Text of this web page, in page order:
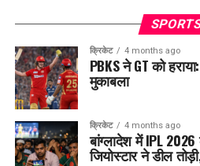
क्रिकेट 4 months ago
PBKS ने GT को
मुकाबला
क्रिकेट 4 months ago
बांग्लादेश में IPL
जियोस्टार ने डील